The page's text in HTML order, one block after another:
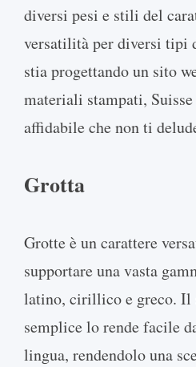
diversi pesi e stili del
versatilità per diversi tipi
stia progettando un sito
materiali stampati, Suisse
affidabile che non ti
Grotta
Grotte è un carattere
supportare una vasta
latino, cirillico e greco. Il
semplice lo rende facile
lingua, rendendolo una